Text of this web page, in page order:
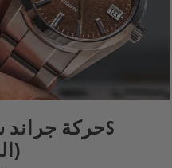
(الجزء 6)